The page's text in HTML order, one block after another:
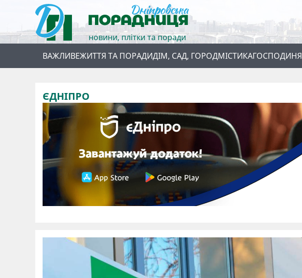
новини, плітки та поради
ВАЖЛИВЕЖИТТЯ ТА ПОРАДИДІМ, САД, ГОРОДМІСТИКАГОСПОДИНЯ
ЄДНІПРО